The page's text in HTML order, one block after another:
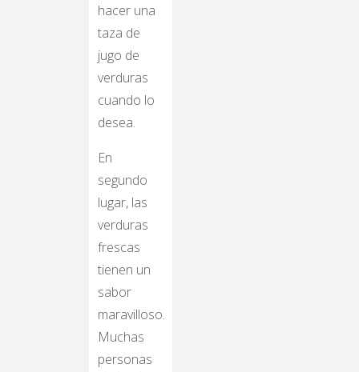
hacer una
taza de
jugo de
verduras
cuando lo
desea.
En
segundo
lugar, las
verduras
frescas
tienen un
sabor
maravilloso.
Muchas
personas